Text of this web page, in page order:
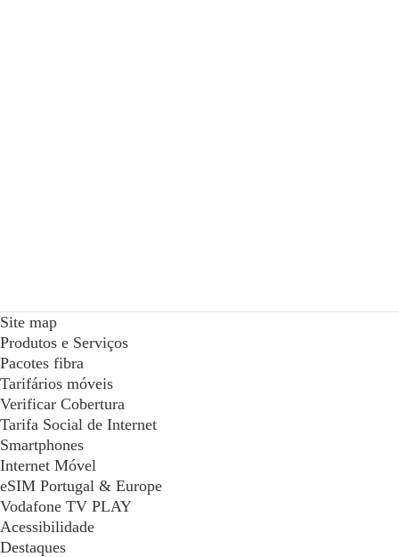
Site map
Produtos e Serviços
Pacotes fibra
Tarifários móveis
Verificar Cobertura
Tarifa Social de Internet
Smartphones
Internet Móvel
eSIM Portugal & Europe
Vodafone TV PLAY
Acessibilidade
Destaques